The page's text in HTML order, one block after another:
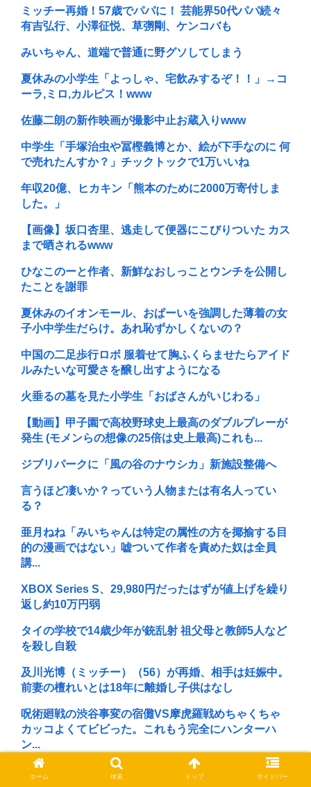
ミッチー再婚！57歳でパパに！ 芸能界50代パパ続々
有吉弘行、小澤征悦、草彅剛、ケンコバも
みいちゃん、道端で普通に野グソしてしまう
夏休みの小学生「よっしゃ、宅飲みするぞ！！」→コ
ーラ,ミロ,カルピス！www
佐藤二朗の新作映画が撮影中止お蔵入りwww
中学生「手塚治虫や冨樫義博とか、絵が下手なのに 何
で売れたんすか？」チックトックで1万いいね
年収20億、ヒカキン「熊本のために2000万寄付しま
した。」
【画像】坂口杏里、逃走して便器にこびりついた カス
まで晒されるwww
ひなこのーと作者、新鮮なおしっことウンチを公開し
たことを謝罪
夏休みのイオンモール、おぱーいを強調した薄着の女
子小中学生だらけ。あれ恥ずかしくないの？
中国の二足歩行ロボ 服着せて胸ふくらませたらアイド
ルみたいな可愛さを醸し出すようになる
火垂るの墓を見た小学生「おばさんがいじわる」
【動画】甲子園で高校野球史上最高のダブルプレーが
発生 (モメンらの想像の25倍は史上最高)これも...
ジブリパークに「風の谷のナウシカ」新施設整備へ
言うほど凄いか？っていう人物または有名人ってい
る？
亜月ねね「みいちゃんは特定の属性の方を揶揄する目
的の漫画ではない」嘘ついて作者を責めた奴は全員
講...
XBOX Series S、29,980円だったはずが値上げを繰り
返し約10万円弱
タイの学校で14歳少年が銃乱射 祖父母と教師5人など
を殺し自殺
及川光博（ミッチー）（56）が再婚、相手は妊娠中。
前妻の檀れいとは18年に離婚し子供はなし
呪術廻戦の渋谷事変の宿儺VS摩虎羅戦めちゃくちゃ
カッコよくてビビった。これもう完全にハンターハ
ン...
佐藤二朗（さとじろ）、撮影中止www
ホーム 検索 トップ サイドバー